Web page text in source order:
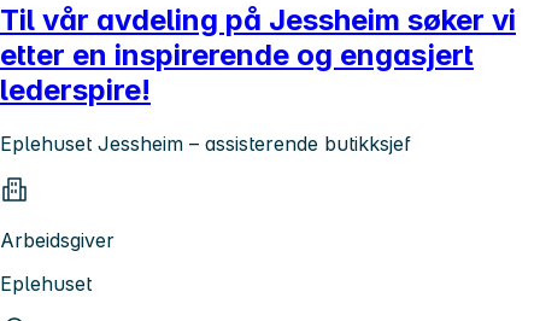
Til vår avdeling på Jessheim søker vi
etter en inspirerende og engasjert
lederspire!
Eplehuset Jessheim – assisterende butikksjef
Arbeidsgiver
Eplehuset